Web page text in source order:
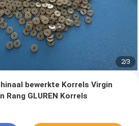
2/3
bewerkte Korrels Virgin
Rang GLUREN Korrels